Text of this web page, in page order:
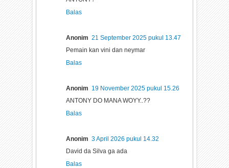
Balas
Anonim 21 September 2025 pukul 13.47
Pemain kan vini dan neymar
Balas
Anonim 19 November 2025 pukul 15.26
ANTONY DO MANA WOYY..??
Balas
Anonim 3 April 2026 pukul 14.32
David da Silva ga ada
Balas